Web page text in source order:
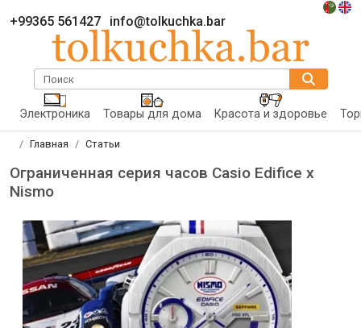
+99365 561427 info@tolkuchka.bar
Поиск
Электроника Товары для дома Красота и здоровье
Главная Статьи
Ограниченная серия часов Casio Edifice x
Nismo